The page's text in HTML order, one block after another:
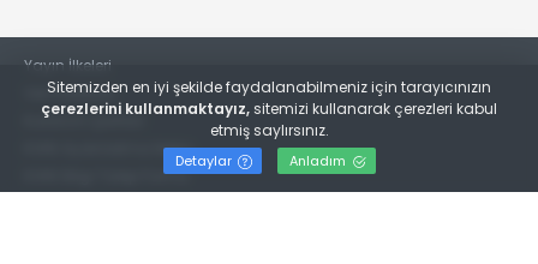
Yayın İlkeleri
Veri Politikası
Kullanım Şartları
KVKK Aydınlatma Metni
KVKK Bilgi Talep Formu
Sitemizden en iyi şekilde faydalanabilmeniz için tarayıcınızın
çerezlerini kullanmaktayız, sitemizi kullanarak çerezleri kabul
etmiş saylırsınız.
Detaylar Anladım